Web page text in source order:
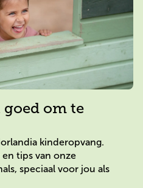
om te
kinderopvang.
tips van onze
speciaal voor jou als